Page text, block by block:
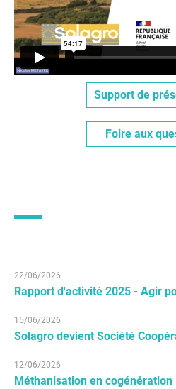
Support de
Foire aux
22/06/2026
Rapport d'activité 2025 - Agir
15/06/2026
Solagro devient Société
12/06/2026
Méthanisation en